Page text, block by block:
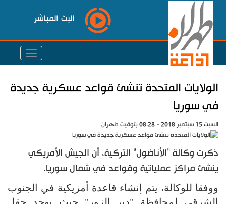
البث المباشر
الولايات المتحدة تنشئ قواعد عسكرية جديدة
في سوريا
السبت 15 سبتمبر 2018 - 08:28 بتوقيت طهران
ذكرت وكالة "الأناضول" التركية، أن الجيش الأمريكي
ينشئ مراكز عملياتية وقواعد في شمال سوريا.
ووفقا للوكالة، يتم إنشاء قاعدة أمريكية في الجنوب